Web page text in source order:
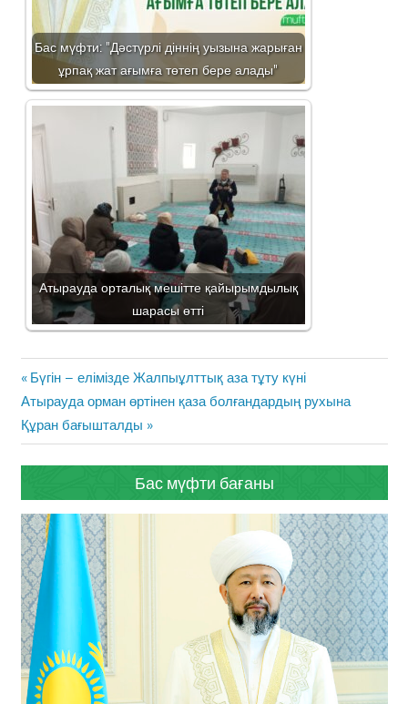
Бас мүфти: "Дәстүрлі діннің уызына жарыған
ұрпақ жат ағымға төтеп бере алады"
Атырауда орталық мешітте қайырымдылық
шарасы өтті
Жазба
навигациясы
Previous
Post:
Бүгін – елімізде Жалпыұлттық аза тұту күні
Next
Post:
Атырауда орман өртінен қаза болғандардың рухына
Құран бағышталды
Бас мүфти бағаны